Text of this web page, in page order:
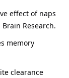
effect of naps
Research.
memory
clearance